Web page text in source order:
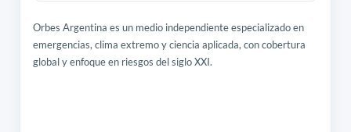
Orbes Argentina es un medio independiente especializado en
emergencias, clima extremo y ciencia aplicada, con cobertura
global y enfoque en riesgos del siglo XXI.